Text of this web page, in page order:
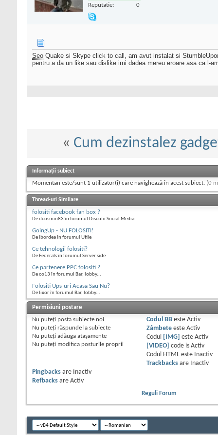
Reputatie: 0
Seo Quake si Skype click to call, am avut instalat si
pentru a da un like sau dislike imi dadea mereu eroare asa ca l-
« Cum dezinstalez
Informații subiect
Momentan este/sunt 1 utilizator(i) care navighează în acest subiect. (0
Thread-uri Similare
folositi facebook fan box ?
De dcosmin83 în forumul Discutii Social Media
GoingUp - NU FOLOSITI!
De lbordea în forumul Utile
Ce tehnologii folositi?
De Federals în forumul Server side
Ce partenere PPC folositi ?
De co13 în forumul Bar, lobby...
Folositi Ups-uri Acasa Sau Nu?
De lixor în forumul Bar, lobby...
Permisiuni postare
Nu puteţi posta subiecte noi.
Nu puteţi răspunde la subiecte
Nu puteţi adăuga ataşamente
Nu puteţi modifica posturile proprii
Codul BBeste Activ
Zâmbeteeste Activ
Codul
[IMG] este Activ
[VIDEO] code is Activ
Codul HTML este
Inactiv
Trackbacksare
Inactiv
Pingbacks are
Inactiv
Refbacks are Activ
Reguli Forum